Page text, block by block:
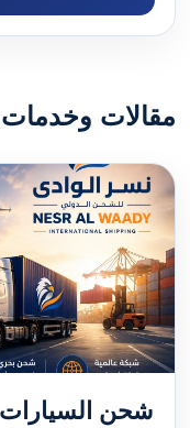
مقالات
شحن السيارات